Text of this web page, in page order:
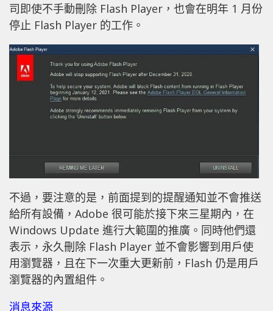
司即使不手動刪除 Flash Player，也會在明年 1 月份
停止 Flash Player 的工作。
不過，要注意的是，前面提到的提醒通知並不會推送
給所有設備，Adobe 很可能於接下來三星期內，在
Windows Update 進行大範圍的推廣。同時他們還
表示，永久刪除 Flash Player 並不會影響到用戶使
用瀏覽器，且在下一次重大更新前，Flash 仍是用戶
瀏覽器的內置組件。
消息來源